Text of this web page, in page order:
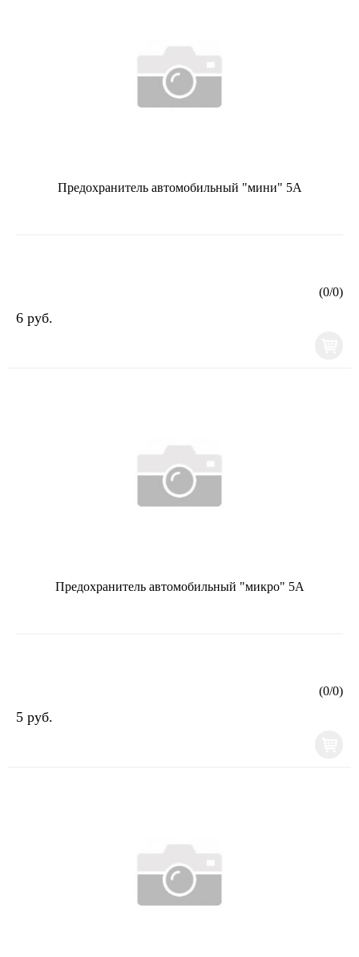
Предохранитель автомобильный "мини" 5А
(0/0)
6 руб.
Предохранитель автомобильный "микро" 5А
(0/0)
5 руб.